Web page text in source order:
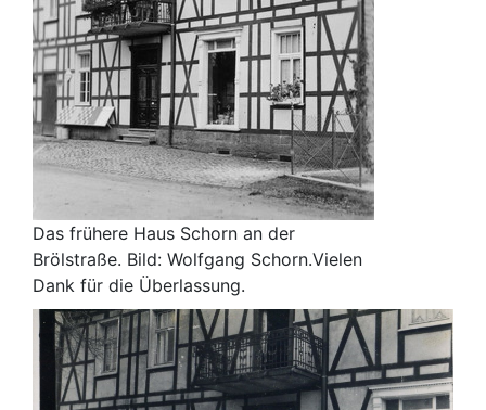
Das frühere Haus Schorn an der
Brölstraße. Bild: Wolfgang Schorn.Vielen
Dank für die Überlassung.